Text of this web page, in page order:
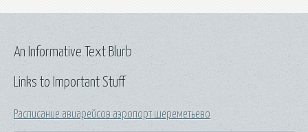
Links to Important Stuff
Расписание авиарейсов аэропорт шереметьево
An Informative Text Blurb